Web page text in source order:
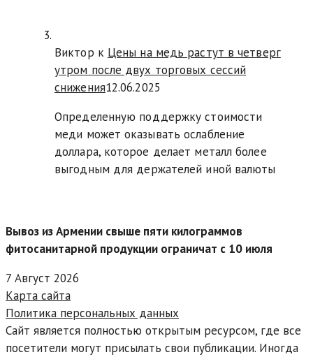
Виктор к Цены на медь растут в четверг
утром после двух торговых сессий
снижения12.06.2025
Определенную поддержку стоимости
меди может оказывать ослабление
доллара, которое делает металл более
выгодным для держателей иной валюты
Вывоз из Армении свыше пяти килограммов
фитосанитарной продукции ограничат с 10 июля
7 Август 2026
Карта сайта
Политика персональных данных
Сайт является полностью открытым ресурсом, где все
посетители могут присылать свои публикации. Иногда